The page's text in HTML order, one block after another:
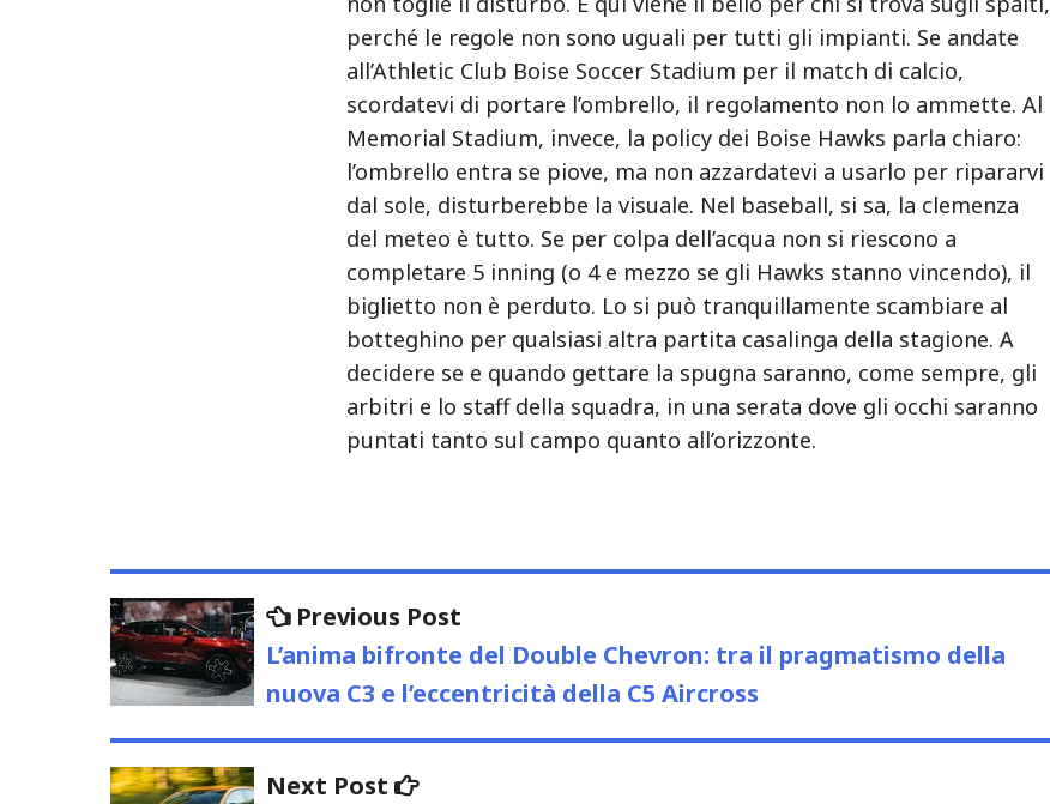
perché le regole non sono uguali per tutti gli impianti. Se andate
all’Athletic Club Boise Soccer Stadium per il match di calcio,
scordatevi di portare l’ombrello, il regolamento non lo ammette. Al
Memorial Stadium, invece, la policy dei Boise Hawks parla chiaro:
l’ombrello entra se piove, ma non azzardatevi a usarlo per ripararvi
dal sole, disturberebbe la visuale. Nel baseball, si sa, la clemenza
del meteo è tutto. Se per colpa dell’acqua non si riescono a
completare 5 inning (o 4 e mezzo se gli Hawks stanno vincendo), il
biglietto non è perduto. Lo si può tranquillamente scambiare al
botteghino per qualsiasi altra partita casalinga della stagione. A
decidere se e quando gettare la spugna saranno, come sempre, gli
arbitri e lo staff della squadra, in una serata dove gli occhi saranno
puntati tanto sul campo quanto all’orizzonte.
Navigazione
articoli
Previous Post
post:
L’anima bifronte del Double Chevron: tra il pragmatismo della
nuova C3 e l’eccentricità della C5 Aircross
Next Post
Next